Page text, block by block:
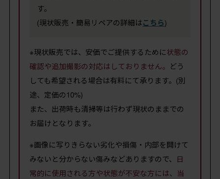
す。
(現状販売・簡易リペアの詳細はこちら)
※現状販売では、安価でご提供するために状態の
確認や追加撮影の対応はしておりません。 どう
しても希望される場合は有料にて承ります。(別
途、定価の10%)
また、出荷時も清掃等は行わず現状のままでの
お届けとなります。
※画像に写りきらない劣化や損傷・内部を開けて
みないと分からない傷みなどありますので、 日
常的に使用される方や状態が不安な方には、当